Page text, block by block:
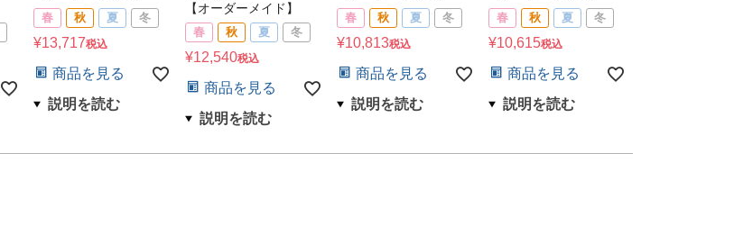
春 秋 夏 冬
¥13,717税込
商品を見る
【オーダーメイド】
春 秋 夏 冬
¥12,540税込
商品を見る
春 秋 夏 冬
¥10,813税込
商品を見る
春 秋 夏 冬
¥10,615税込
商品を見る